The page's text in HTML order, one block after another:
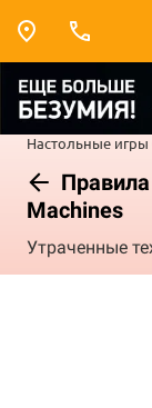
Настольные игры
Machines
Утраченные